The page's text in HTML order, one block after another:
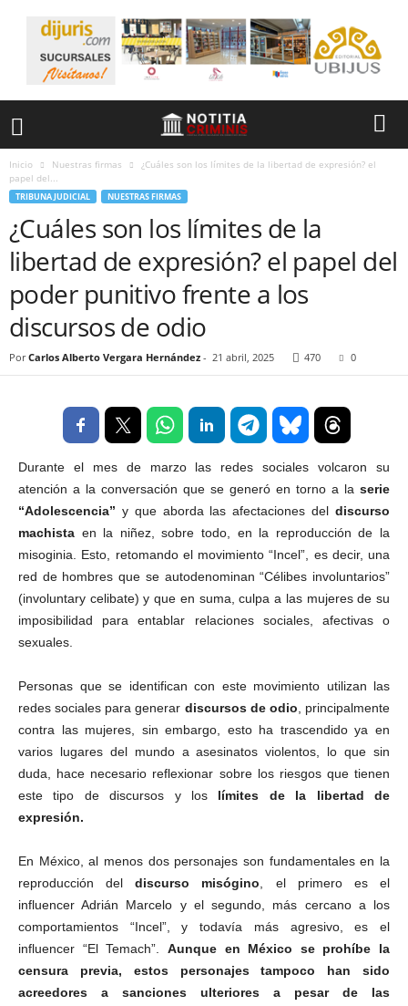
Inicio Nuestras firmas
¿Cuáles son los límites de la libertad de expresión? el
papel del...
TRIBUNA JUDICIAL NUESTRAS FIRMAS
¿Cuáles son los límites de la
libertad de expresión? el papel del
poder punitivo frente a los
discursos de odio
Por Carlos Alberto Vergara Hernández - 21 abril, 2025 470 0
Durante el mes de marzo las redes sociales volcaron su
atención a la conversación que se generó en torno a la serie
“Adolescencia” y que aborda las afectaciones del discurso
machista en la niñez, sobre todo, en la reproducción de la
misoginia. Esto, retomando el movimiento “Incel”, es decir, una
red de hombres que se autodenominan “Célibes involuntarios”
(involuntary celibate) y que en suma, culpa a las mujeres de su
imposibilidad para entablar relaciones sociales, afectivas o
sexuales.
Personas que se identifican con este movimiento utilizan las
redes sociales para generar discursos de odio , principalmente
contra las mujeres, sin embargo, esto ha trascendido ya en
varios lugares del mundo a asesinatos violentos, lo que sin
duda, hace necesario reflexionar sobre los riesgos que tienen
este tipo de discursos y los límites de la libertad de
expresión.
En México, al menos dos personajes son fundamentales en la
reproducción deldiscurso misógino , el primero es el
influencer Adrián Marcelo y el segundo, más cercano a los
comportamientos “Incel”, y todavía más agresivo, es el
influencer “El Temach”. Aunque en México se prohíbe la
censura previa, estos personajes tampoco han sido
acreedores a sanciones ulteriores a pesar de las